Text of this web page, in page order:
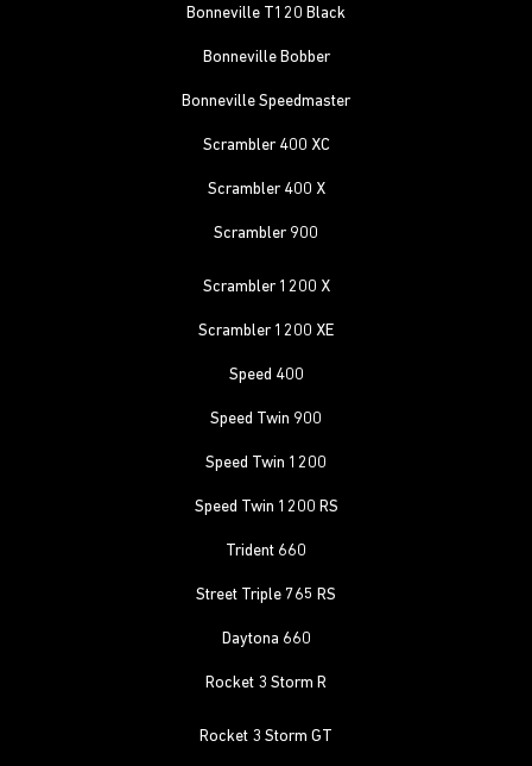
Bonneville T120 Black
Bonneville Bobber
Bonneville Speedmaster
Scrambler 400 XC
Scrambler 400 X
Scrambler 900
Scrambler 1200 X
Scrambler 1200 XE
Speed 400
Speed Twin 900
Speed Twin 1200
Speed Twin 1200 RS
Trident 660
Street Triple 765 RS
Daytona 660
Rocket 3 Storm R
Rocket 3 Storm GT